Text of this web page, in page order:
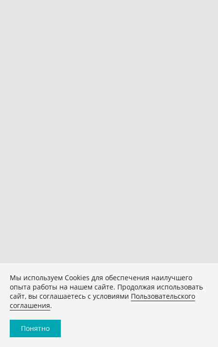
Мы используем Сookies для обеспечения наилучшего
опыта работы на нашем сайте. Продолжая использовать
сайт, вы соглашаетесь с условиями Пользовательского
соглашения.
Понятно